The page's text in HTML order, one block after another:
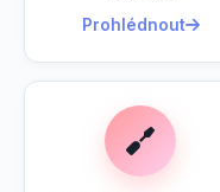
Prohlédnout